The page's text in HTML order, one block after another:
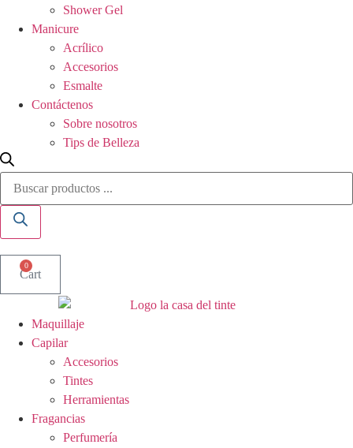
Shower Gel
Manicure
Acrílico
Accesorios
Esmalte
Contáctenos
Sobre nosotros
Tips de Belleza
Búsqueda
productos
0
Cart
Maquillaje
Capilar
Accesorios
Tintes
Herramientas
Fragancias
Perfumería